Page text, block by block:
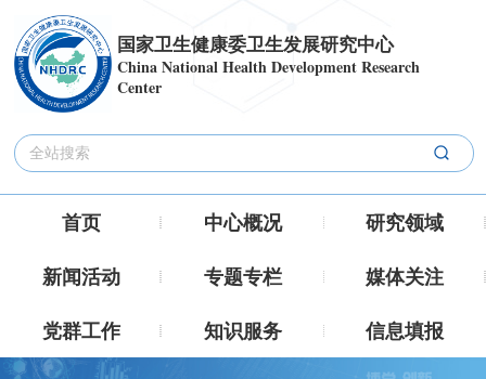
国家卫生健康委卫生发展研究中心
China National Health Development Research
Center
首页 中心概况
研究领域
新闻活动
专题专栏
媒体关注
党群工作
知识服务 信息填报